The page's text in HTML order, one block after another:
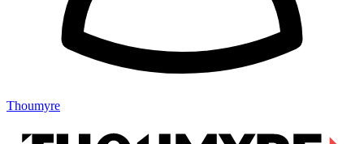
Thoumyre